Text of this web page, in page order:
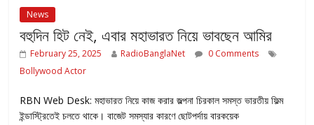
News
বহুদিন হিট নেই, এবার মহাভারত নিয়ে ভাবছেন আমির
February 25, 2025 RadioBanglaNet
0 Comments
Bollywood Actor
RBN Web Desk: মহাভারত নিয়ে কাজ করার জল্পনা চিরকাল সমস্ত ভারতীয় ফিল্ম
ইন্ডাস্ট্রিতেই চলতে থাকে। বাজেট সমস্যার কারণে ছোটপর্দায় বারকয়েক